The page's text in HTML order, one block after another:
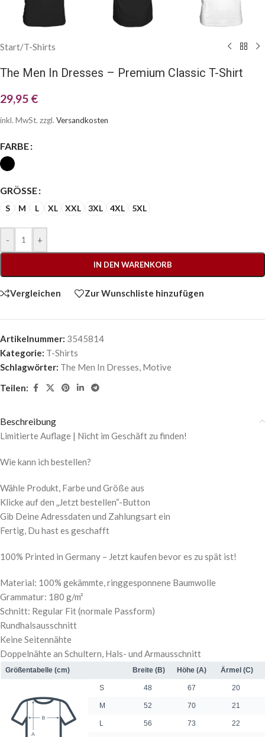
Start/T-Shirts
The Men In Dresses – Premium Classic T-Shirt
29,95 €
inkl. MwSt. zzgl. Versandkosten
FARBE
GRÖSSE
S M L XL XXL 3XL 4XL 5XL
- +
IN DEN WARENKORB
Vergleichen Zur Wunschliste hinzufügen
Artikelnummer: 3545814
Kategorie: T-Shirts
Schlagwörter: The Men In Dresses, Motive
Teilen:
Beschreibung
Limitierte Auflage | Nicht im Geschäft zu finden!
Wie kann ich bestellen?
Wähle Produkt, Farbe und Größe aus
Klicke auf den „Jetzt bestellen“-Button
Gib Deine Adressdaten und Zahlungsart ein
Fertig, Du hast es geschafft
100% Printed in Germany – Jetzt kaufen bevor es zu spät ist!
Material: 100% gekämmte, ringgesponnene Baumwolle
Grammatur: 180 g/m²
Schnitt: Regular Fit (normale Passform)
Rundhalsausschnitt
Keine Seitennähte
Doppelnähte an Schultern, Hals- und Armausschnitt